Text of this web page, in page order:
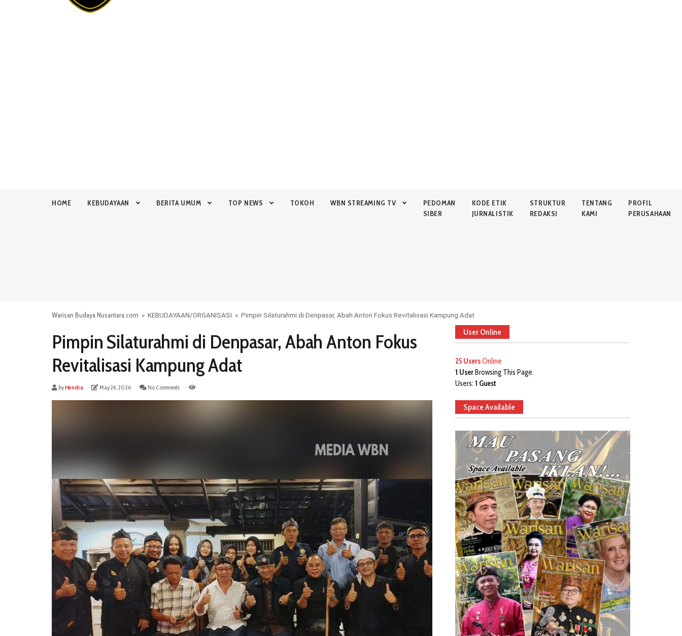
HOME KEBUDAYAAN BERITA UMUM TOP NEWS TOKOH WBN STREAMING TV
PEDOMAN
SIBER
KODE ETIK
JURNALISTIK
STRUKTUR
REDAKSI
TENTANG
KAMI
PROFIL
PERUSAHAAN
Warisan Budaya Nusantara.com » KEBUDAYAAN/ORGANISASI » Pimpin Silaturahmi di Denpasar, Abah Anton Fokus Revitalisasi Kampung Adat
Pimpin Silaturahmi di Denpasar, Abah Anton Fokus
Revitalisasi Kampung Adat
byHendra May 24, 2026 No Comments
User Online
25 UsersOnline
1 UserBrowsing This Page.
Users: 1 Guest
Space Available